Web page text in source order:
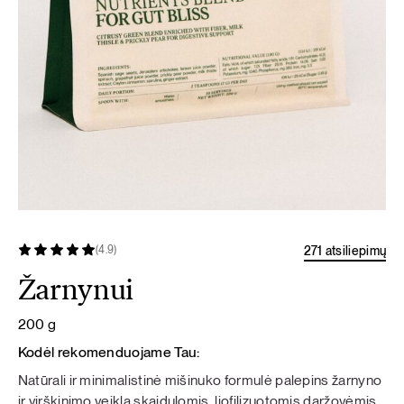
(4.9) 271 atsiliepimų
Žarnynui
200 g
Kodėl rekomenduojame Tau:
Natūrali ir minimalistinė mišinuko formulė palepins žarnyno